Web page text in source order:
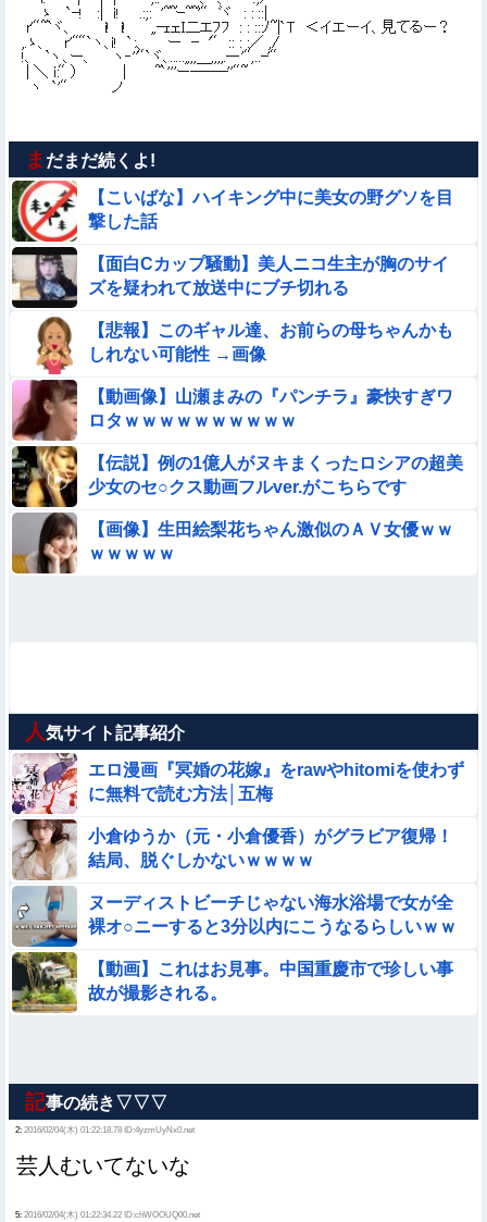
ま だまだ続くよ!
【こいばな】ハイキング中に美女の野グソを目
撃した話
【面白Cカップ騒動】美人ニコ生主が胸のサイ
ズを疑われて放送中にブチ切れる
【悲報】このギャル達、お前らの母ちゃんかも
しれない可能性 →画像
【動画像】山瀬まみの『パンチラ』豪快すぎワ
ロタｗｗｗｗｗｗｗｗｗｗ
【伝説】例の1億人がヌキまくったロシアの超美
少女のセ○クス動画フルver.がこちらです
【画像】生田絵梨花ちゃん激似のＡＶ女優ｗｗ
ｗｗｗｗｗ
人気サイト記事紹介
エロ漫画『冥婚の花嫁』をrawやhitomiを使わず
に無料で読む方法│五梅
小倉ゆうか（元・小倉優香）がグラビア復帰！
結局、脱ぐしかないｗｗｗｗ
ヌーディストビーチじゃない海水浴場で女が全
裸オ○ニーすると3分以内にこうなるらしいｗｗ
【動画】これはお見事。中国重慶市で珍しい事
故が撮影される。
記事の続き▽▽▽
2: 2016/02/04(木) 01:22:18.78 ID:4yzmUyNx0.net
芸人むいてないな
5: 2016/02/04(木) 01:22:34.22 ID:chWOOUQ00.net